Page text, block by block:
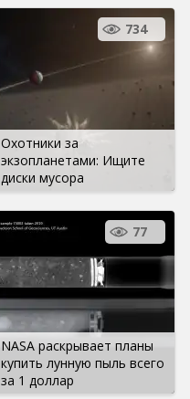
Охотники за
экзопланетами: Ищите
диски мусора
734
NASA раскрывает планы
купить лунную пыль всего
за 1 доллар
77